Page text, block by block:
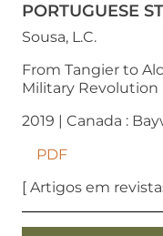
PORTUGUESE
Sousa, L.C.
From Tangier to
Military Revolution
2019 | Canada :
PDF
[ Artigos em